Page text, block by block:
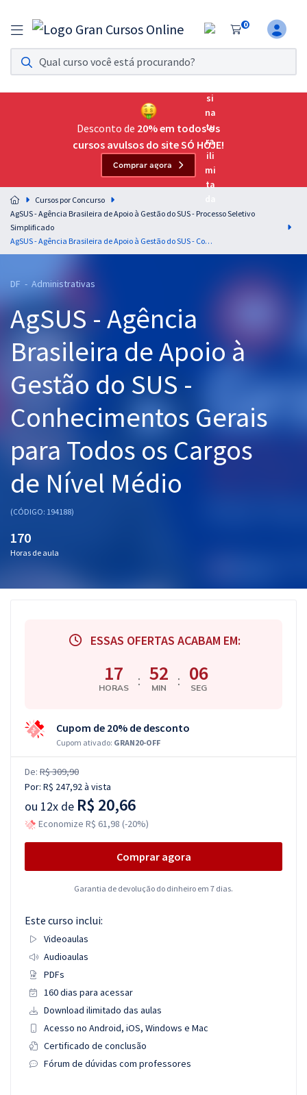
0
Assinatura Ilimitada 11
Acesso a todos os cursos. Teste grátis por 7 dias!
Assinatura OAB Até Passar
Acesso ilimitado a toda preparação para o Exame da
Residências Multiprofissionais
Preparação completa e intensiva para as principais
residências em saúde do Brasil
Concursos
Pós
Graduação
OAB
Mentorias
Questões grátis
Conteúdo gratuito
Desconto de 20% em todos os
cursos avulsos do site SÓ HOJE!
Comprar agora
Cursos por Concurso
AgSUS - Agência Brasileira de Apoio à Gestão do SUS - Processo Seletivo
Simplificado
AgSUS - Agência Brasileira de Apoio à Gestão do SUS - Conhecimentos Gerais para Todos os Cargos de Nível Médio
DF - Administrativas
AgSUS - Agência
Brasileira de Apoio à
Gestão do SUS -
Conhecimentos Gerais
para Todos os Cargos
de Nível Médio
(CÓDIGO: 194188)
170
Horas de aula
ESSAS OFERTAS ACABAM EM:
17
HORAS : 52
MIN : 06
SEG
Cupom de 20% de desconto
Cupom ativado: GRAN20-OFF
De: R$ 309,90
Por: R$ 247,92à vista
ou 12x de R$ 20,66
Economize R$ 61,98 (-20%)
Comprar agora
Garantia de devolução do dinheiro em 7 dias.
Este curso inclui:
Videoaulas
Audioaulas
PDFs
160 dias para acessar
Download ilimitado das aulas
Acesso no Android, iOS, Windows e Mac
Certificado de conclusão
Fórum de dúvidas com professores